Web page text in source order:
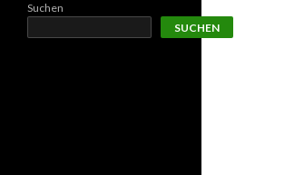
Suchen
SUCHEN